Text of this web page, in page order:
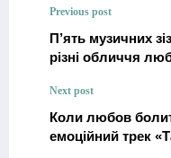
Previous post
П’ять музичних
різні обличчя
Next post
Коли любов
емоційний трек